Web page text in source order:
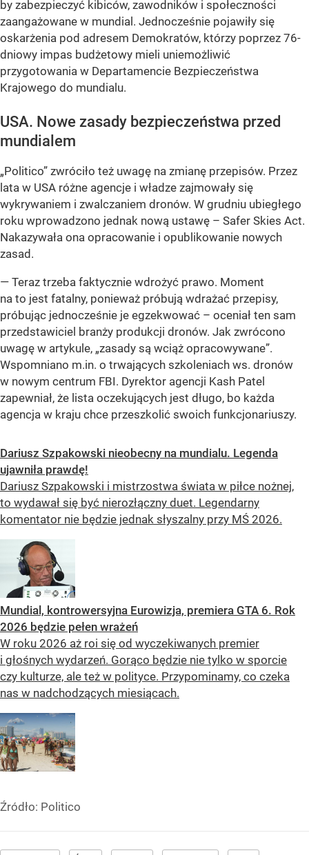
by zabezpieczyć kibiców, zawodników i społeczności
zaangażowane w mundial. Jednocześnie pojawiły się
oskarżenia pod adresem Demokratów, którzy poprzez 76-
dniowy impas budżetowy mieli uniemożliwić
przygotowania w Departamencie Bezpieczeństwa
Krajowego do mundialu.
USA. Nowe zasady bezpieczeństwa przed
mundialem
„Politico” zwróciło też uwagę na zmianę przepisów. Przez
lata w USA różne agencje i władze zajmowały się
wykrywaniem i zwalczaniem dronów. W grudniu ubiegłego
roku wprowadzono jednak nową ustawę – Safer Skies Act.
Nakazywała ona opracowanie i opublikowanie nowych
zasad.
— Teraz trzeba faktycznie wdrożyć prawo. Moment
na to jest fatalny, ponieważ próbują wdrażać przepisy,
próbując jednocześnie je egzekwować – oceniał ten sam
przedstawiciel branży produkcji dronów. Jak zwrócono
uwagę w artykule, „zasady są wciąż opracowywane”.
Wspomniano m.in. o trwających szkoleniach ws. dronów
w nowym centrum FBI. Dyrektor agencji Kash Patel
zapewniał, że lista oczekujących jest długo, bo każda
agencja w kraju chce przeszkolić swoich funkcjonariuszy.
Dariusz Szpakowski nieobecny na mundialu. Legenda
ujawniła prawdę!
Dariusz Szpakowski i mistrzostwa świata w piłce nożnej,
to wydawał się być nierozłączny duet. Legendarny
komentator nie będzie jednak słyszalny przy MŚ 2026.
Mundial, kontrowersyjna Eurowizja, premiera GTA 6. Rok
2026 będzie pełen wrażeń
W roku 2026 aż roi się od wyczekiwanych premier
i głośnych wydarzeń. Gorąco będzie nie tylko w sporcie
czy kulturze, ale też w polityce. Przypominamy, co czeka
nas w nadchodzących miesiącach.
Źródło: Politico